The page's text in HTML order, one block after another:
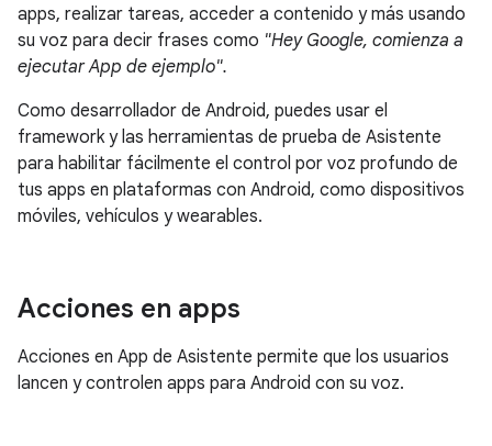
apps, realizar tareas, acceder a contenido y más usando
su voz para decir frases como "Hey Google, comienza a
ejecutar App de ejemplo".
Como desarrollador de Android, puedes usar el
framework y las herramientas de prueba de Asistente
para habilitar fácilmente el control por voz profundo de
tus apps en plataformas con Android, como dispositivos
móviles, vehículos y wearables.
Acciones en apps
Acciones en App de Asistente permite que los usuarios
lancen y controlen apps para Android con su voz.